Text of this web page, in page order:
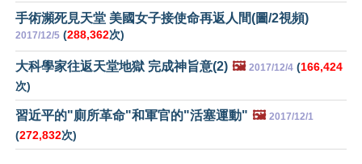
手術瀕死見天堂 美國女子接使命再返人間(圖/2視頻)
2017/12/5 (288,362次)
大科學家往返天堂地獄 完成神旨意(2) 🖼️ 2017/12/4 (166,424
次)
習近平的"廁所革命"和軍官的"活塞運動" 🖼️ 2017/12/1
(272,832次)